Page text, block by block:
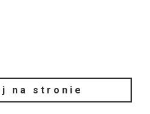
na stronie